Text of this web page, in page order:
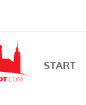
START